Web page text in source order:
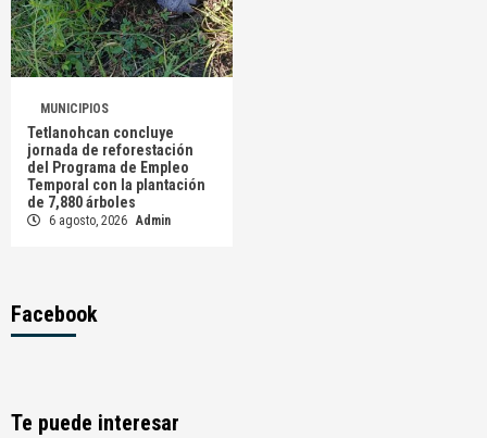
MUNICIPIOS
Tetlanohcan concluye
jornada de reforestación
del Programa de Empleo
Temporal con la plantación
de 7,880 árboles
6 agosto, 2026 Admin
Facebook
Te puede interesar